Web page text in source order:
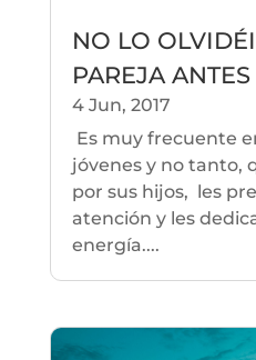
NO LO
PAREJA
4 Jun, 2017
Es muy frecuente
jóvenes y no tanto,
por sus hijos, les
atención y les
energía....